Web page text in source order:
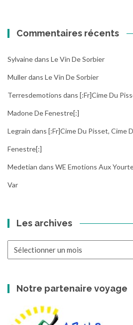
Commentaires récents
Sylvainedans Le Vin De Sorbier
Mullerdans Le Vin De Sorbier
Terresdemotions dans [:fr]Cime Du
Madone De Fenestre[:]
Legrain dans [:fr]Cime Du Pisset, Cime
Fenestre[:]
Medetian dans WE Emotions Aux
Var
Les archives
Notre partenaire voyage